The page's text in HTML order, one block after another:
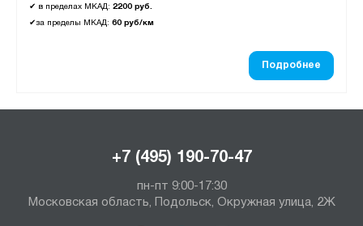
✔ в пределах МКАД: 2200 руб.
✔за пределы МКАД: 60 руб/км
Подробнее
+7 (495) 190-70-47
пн-пт 9:00-17:30
Московская область, Подольск, Окружная улица, 2Ж